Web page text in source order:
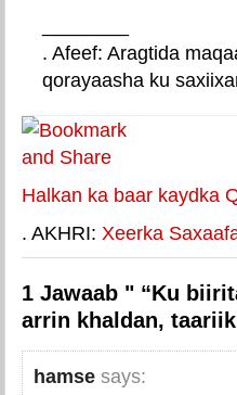
. Afeef: Aragtida
qorayaasha ku
Halkan ka baar kaydka
. AKHRI: Xeerka
1 Jawaab " “Ku
arrin khaldan,
hamse says: